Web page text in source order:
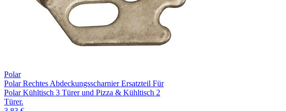
Polar
Polar Rechtes Abdeckungsscharnier Ersatzteil Für
Polar Kühltisch 3 Türer und Pizza & Kühltisch 2
Türer.